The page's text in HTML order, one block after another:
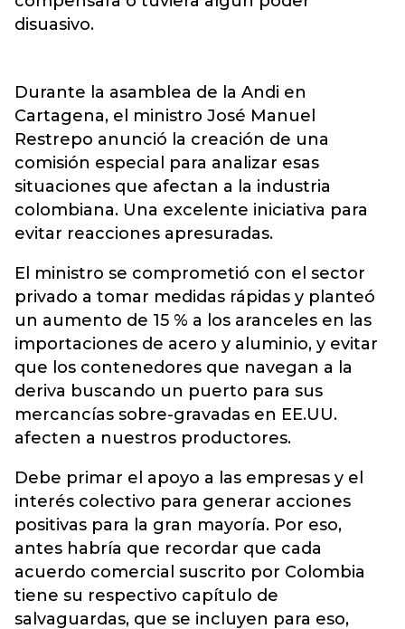
disuasivo.
Durante la asamblea de la Andi en
Cartagena, el ministro José Manuel
Restrepo anunció la creación de una
comisión especial para analizar esas
situaciones que afectan a la industria
colombiana. Una excelente iniciativa para
evitar reacciones apresuradas.
El ministro se comprometió con el sector
privado a tomar medidas rápidas y planteó
un aumento de 15 % a los aranceles en las
importaciones de acero y aluminio, y evitar
que los contenedores que navegan a la
deriva buscando un puerto para sus
mercancías sobre-gravadas en EE.UU.
afecten a nuestros productores.
Debe primar el apoyo a las empresas y el
interés colectivo para generar acciones
positivas para la gran mayoría. Por eso,
antes habría que recordar que cada
acuerdo comercial suscrito por Colombia
tiene su respectivo capítulo de
salvaguardas, que se incluyen para eso,